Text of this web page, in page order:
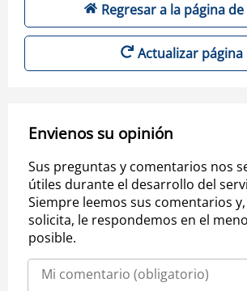
Regresar a la página
Actualizar página
Envienos su opinión
Sus preguntas y comentarios nos
útiles durante el desarrollo del
Siempre leemos sus comentarios
solicita, le respondemos en el
posible.